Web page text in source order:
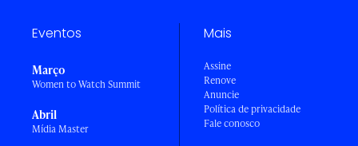
Eventos
Março
Women to Watch Summit
Abril
Mídia Master
Mais
Assine
Renove
Anuncie
Política de privacidade
Fale conosco